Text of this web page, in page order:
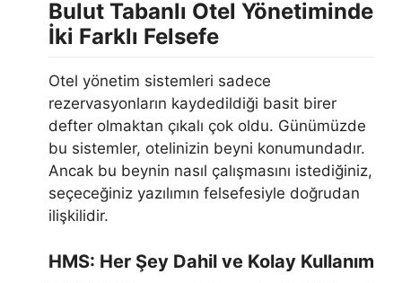
Bulut Tabanlı Otel Yönetiminde
İki Farklı Felsefe
Otel yönetim sistemleri sadece
rezervasyonların kaydedildiği basit birer
defter olmaktan çıkalı çok oldu. Günümüzde
bu sistemler, otelinizin beyni konumundadır.
Ancak bu beynin nasıl çalışmasını istediğiniz,
seçeceğiniz yazılımın felsefesiyle doğrudan
ilişkilidir.
HMS: Her Şey Dahil ve Kolay Kullanım